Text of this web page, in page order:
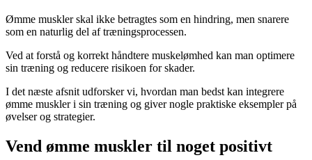
Ømme muskler skal ikke betragtes som en hindring, men snarere
som en naturlig del af træningsprocessen.
Ved at forstå og korrekt håndtere muskelømhed kan man optimere
sin træning og reducere risikoen for skader.
I det næste afsnit udforsker vi, hvordan man bedst kan integrere
ømme muskler i sin træning og giver nogle praktiske eksempler på
øvelser og strategier.
Vend ømme muskler til noget positivt